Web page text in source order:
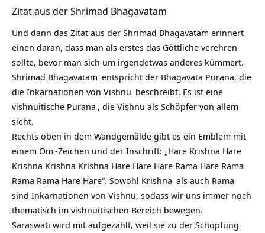
Zitat aus der Shrimad Bhagavatam
Und dann das Zitat aus der Shrimad Bhagavatam erinnert
einen daran, dass man als erstes das Göttliche verehren
sollte, bevor man sich um irgendetwas anderes kümmert.
Shrimad Bhagavatam entspricht der Bhagavata Purana, die
die Inkarnationen von Vishnu beschreibt. Es ist eine
vishnuitische Purana , die Vishnu als Schöpfer von allem
sieht.
Rechts oben in dem Wandgemälde gibt es ein Emblem mit
einem Om -Zeichen und der Inschrift: „Hare Krishna Hare
Krishna Krishna Krishna Hare Hare Hare Rama Hare Rama
Rama Rama Hare Hare“. Sowohl Krishna als auch Rama
sind Inkarnationen von Vishnu, sodass wir uns immer noch
thematisch im vishnuitischen Bereich bewegen.
Saraswati wird mit aufgezählt, weil sie zu der Schöpfung